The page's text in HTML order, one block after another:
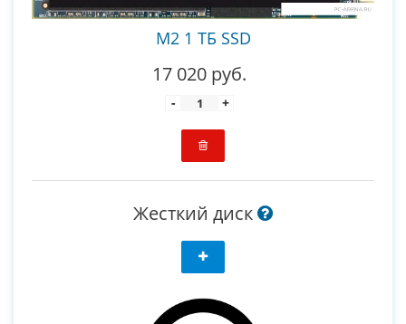
M2 1 ТБ SSD
17 020 руб.
- +
Жесткий диск